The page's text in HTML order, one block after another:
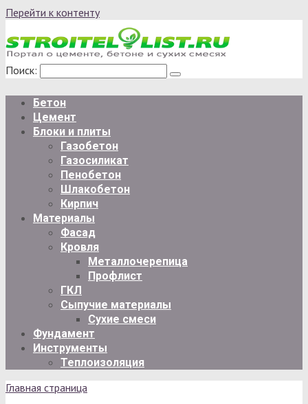
Перейти к контенту
Поиск:
Бетон
Цемент
Блоки и плиты
Газобетон
Газосиликат
Пенобетон
Шлакобетон
Кирпич
Материалы
Фасад
Кровля
Металлочерепица
Профлист
ГКЛ
Сыпучие материалы
Сухие смеси
Фундамент
Инструменты
Теплоизоляция
Главная страница